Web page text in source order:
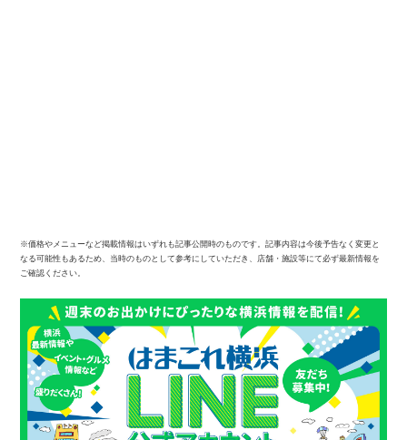
※価格やメニューなど掲載情報はいずれも記事公開時のものです。記事内容は今後予告なく変更と
なる可能性もあるため、当時のものとして参考にしていただき、店舗・施設等にて必ず最新情報を
ご確認ください。